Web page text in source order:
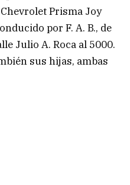
Prisma Joy
por F. A. B., de
Julio A. Roca al 5000.
sus hijas, ambas